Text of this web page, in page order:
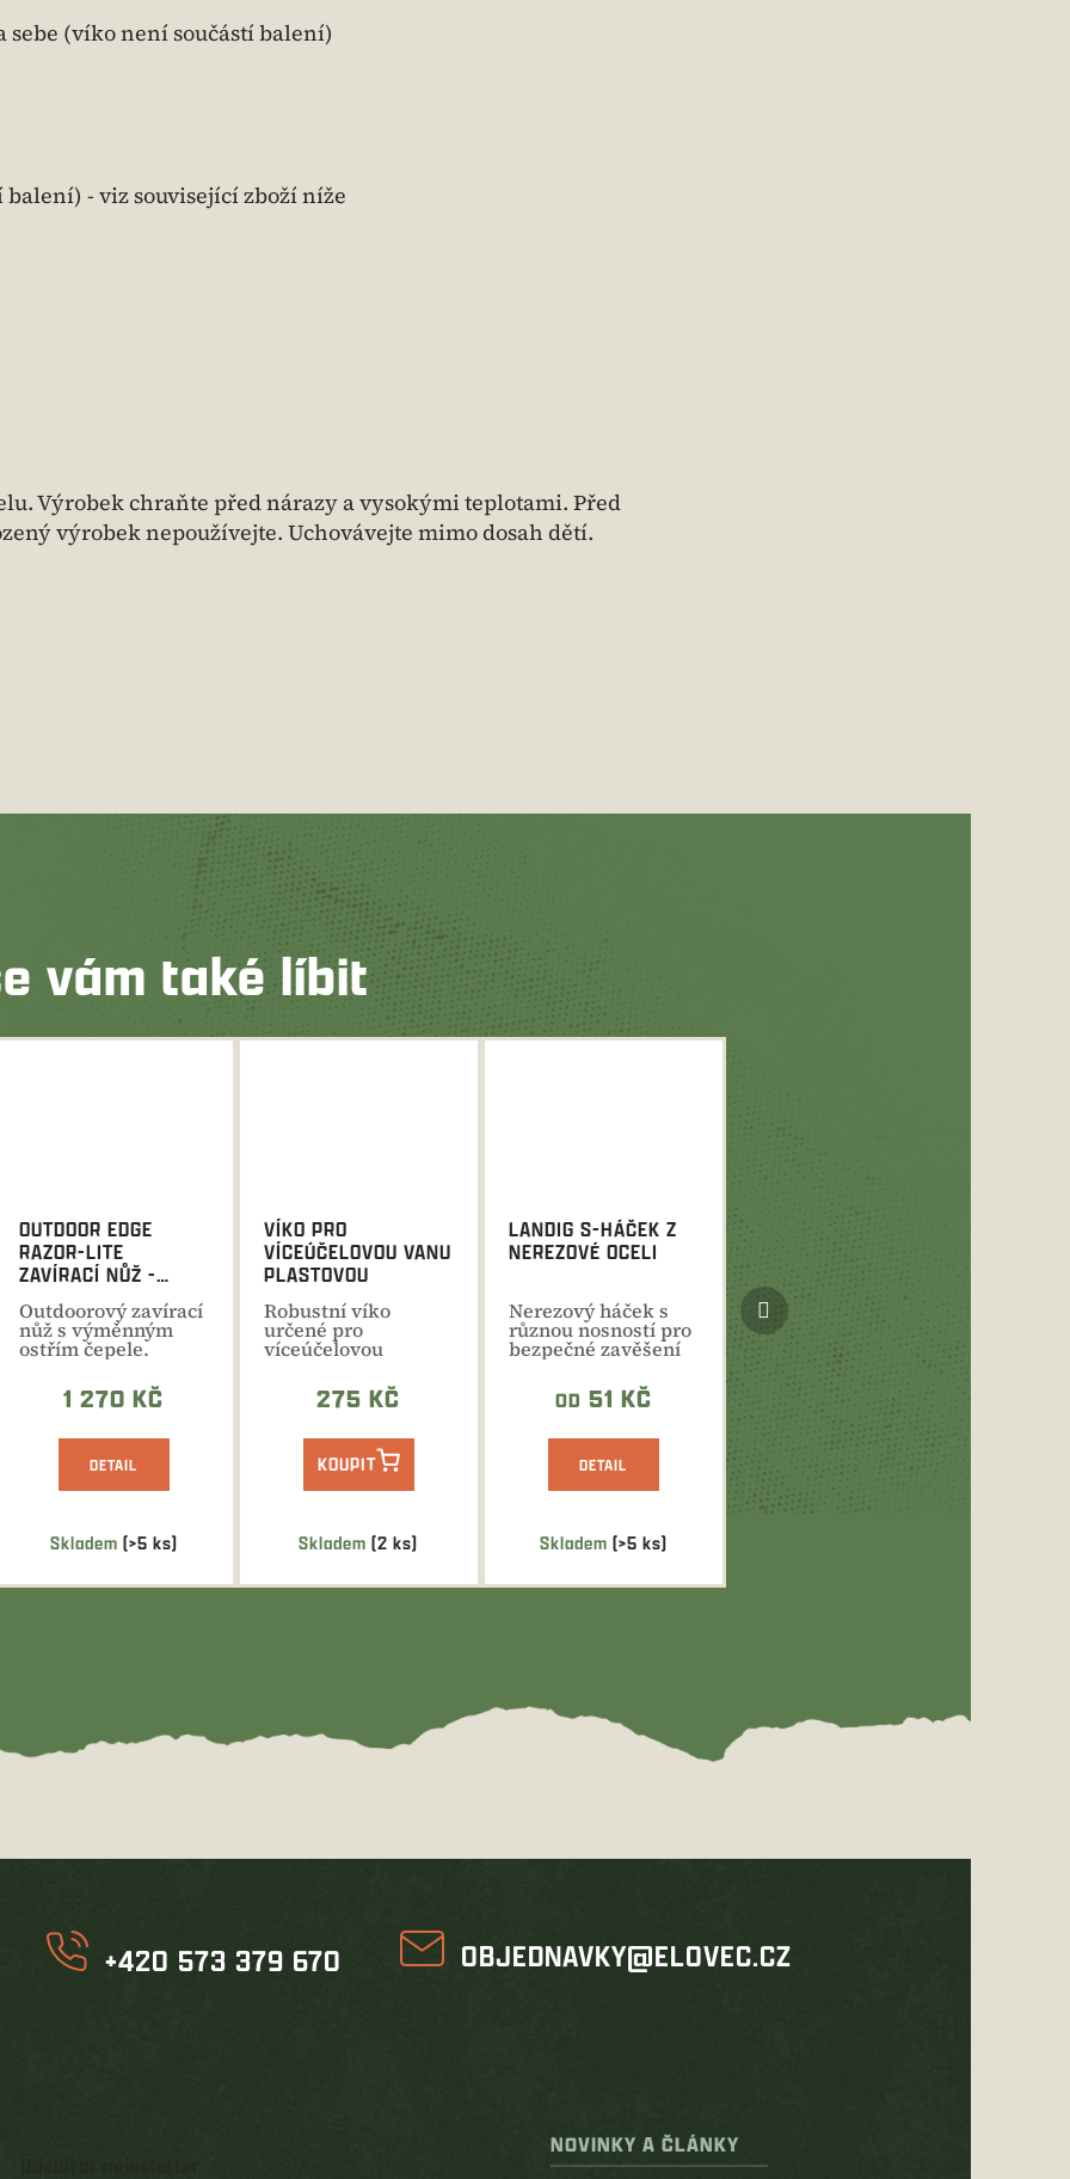
sebe (víko není součástí balení)
- viz související zboží níže
Výrobek chraňte před nárazy a vysokými teplotami. Před
výrobek nepoužívejte. Uchovávejte mimo dosah dětí.
vám také líbit
Skladem (>5 ks)
OUTDOOR EDGE
RAZOR-LITE
ZAVÍRACÍ NŮŽ -
Outdoorový zavírací
nůž s výměnným
ostřím čepele.
Pouzdro s možností
uchycení...
1 270 KČ
DETAIL
Skladem(2 ks)
VÍKO PRO
VÍCEÚČELOVOU VANU
PLASTOVOU
Robustní víko
určené pro
víceúčelovou
275 KČ
KOUPIT
Skladem (>5 ks)
LANDIG S-HÁČEK Z
NEREZOVÉ OCELI
Nerezový háček s
různou nosností pro
bezpečné zavěšení
zvěřiny do chladící...
OD 51 KČ
DETAIL
Další
produkt
+420 573 379 670 OBJEDNAVKY@ELOVEC.CZ
NOVINKY A ČLÁNKY